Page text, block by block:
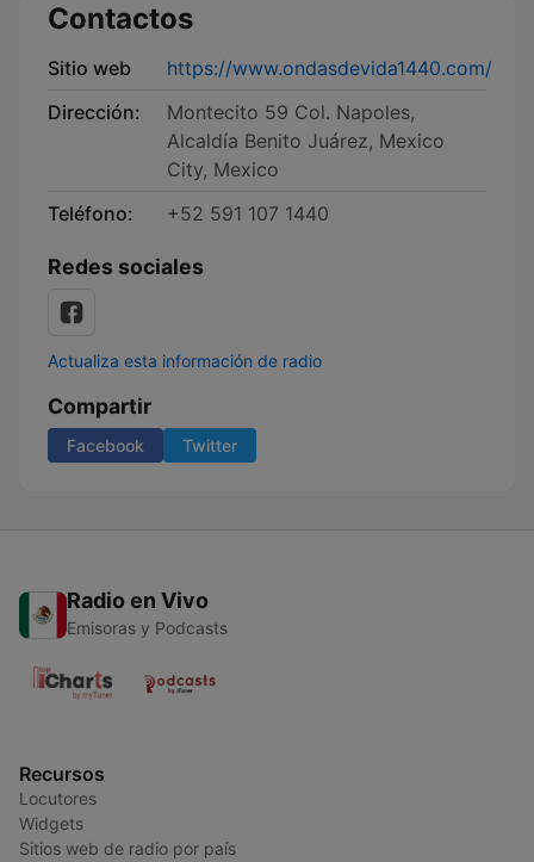
Contactos
Sitio web
https://www.ondasdevida1440.com/
Dirección:
Montecito 59 Col. Napoles,
Alcaldía Benito Juárez, Mexico
City, Mexico
Teléfono:
+52 591 107 1440
Redes sociales
Actualiza esta información de radio
Compartir
Facebook Twitter
Radio en Vivo
Emisoras y Podcasts
Recursos
Locutores
Widgets
Sitios web de radio por país